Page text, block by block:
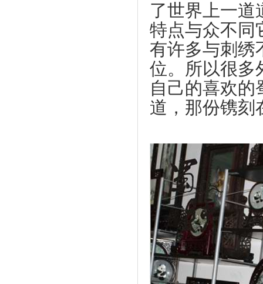
了世界上一道
特点与众不同
有许多与刺绣
位。所以很多
自己的喜欢
道，那份镌刻